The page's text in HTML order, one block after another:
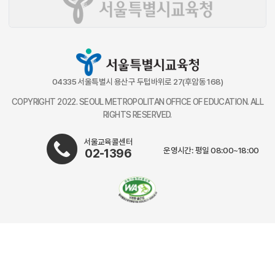
04335 서울특별시 용산구 두텁바위로 27(후암동 168)
COPYRIGHT 2022. SEOUL METROPOLITAN OFFICE OF EDUCATION. ALL
RIGHTS RESERVED.
서울교육콜센터
02-1396 운영시간: 평일 08:00~18:00